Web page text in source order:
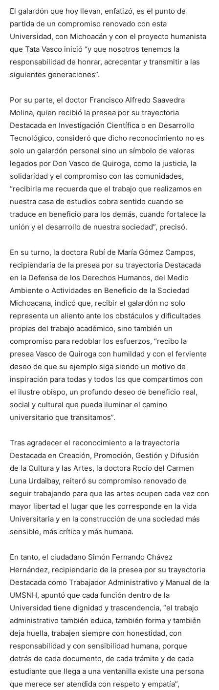
El galardón que hoy llevan, enfatizó, es el punto de
partida de un compromiso renovado con esta
Universidad, con Michoacán y con el proyecto humanista
que Tata Vasco inició “y que nosotros tenemos la
responsabilidad de honrar, acrecentar y transmitir a las
siguientes generaciones”.
Por su parte, el doctor Francisco Alfredo Saavedra
Molina, quien recibió la presea por su trayectoria
Destacada en Investigación Científica o en Desarrollo
Tecnológico, consideró que dicho reconocimiento no es
solo un galardón personal sino un símbolo de valores
legados por Don Vasco de Quiroga, como la justicia, la
solidaridad y el compromiso con las comunidades,
“recibirla me recuerda que el trabajo que realizamos en
nuestra casa de estudios cobra sentido cuando se
traduce en beneficio para los demás, cuando fortalece la
unión y el desarrollo de nuestra sociedad”, precisó.
En su turno, la doctora Rubí de María Gómez Campos,
recipiendaria de la presea por su trayectoria Destacada
en la Defensa de los Derechos Humanos, del Medio
Ambiente o Actividades en Beneficio de la Sociedad
Michoacana, indicó que, recibir el galardón no solo
representa un aliento ante los obstáculos y dificultades
propias del trabajo académico, sino también un
compromiso para redoblar los esfuerzos, “recibo la
presea Vasco de Quiroga con humildad y con el ferviente
deseo de que su ejemplo siga siendo un motivo de
inspiración para todas y todos los que compartimos con
el ilustre obispo, un profundo deseo de beneficio real,
social y cultural que pueda iluminar el camino
universitario que transitamos”.
Tras agradecer el reconocimiento a la trayectoria
Destacada en Creación, Promoción, Gestión y Difusión
de la Cultura y las Artes, la doctora Rocío del Carmen
Luna Urdaibay, reiteró su compromiso renovado de
seguir trabajando para que las artes ocupen cada vez con
mayor libertad el lugar que les corresponde en la vida
Universitaria y en la construcción de una sociedad más
sensible, más crítica y más humana.
En tanto, el ciudadano Simón Fernando Chávez
Hernández, recipiendario de la presea por su trayectoria
Destacada como Trabajador Administrativo y Manual de la
UMSNH, apuntó que cada función dentro de la
Universidad tiene dignidad y trascendencia, “el trabajo
administrativo también educa, también forma y también
deja huella, trabajen siempre con honestidad, con
responsabilidad y con sensibilidad humana, porque
detrás de cada documento, de cada trámite y de cada
estudiante que llega a una ventanilla existe una persona
que merece ser atendida con respeto y empatía”,